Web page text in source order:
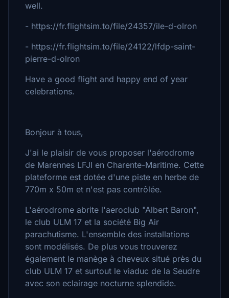
well.
- https://fr.flightsim.to/file/24357/ile-d-olron
- https://fr.flightsim.to/file/24122/lfdp-saint-
pierre-d-olron
Have a good flight and happy end of year
celebrations.
Bonjour à tous,
J'ai le plaisir de vous proposer l'aérodrome
de Marennes LFJI en Charente-Maritime. Cette
plateforme est dotée d'une piste en herbe de
770m x 50m et n'est pas contrôlée.
L'aérodrome abrite l'aeroclub "Albert Baron",
le club ULM 17 et la société Big Air
parachutisme. L'ensemble des installations
sont modélisés. De plus vous trouverez
également le manège à cheveux situé près du
club ULM 17 et surtout le viaduc de la Seudre
avec son eclairage nocturne splendide.